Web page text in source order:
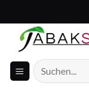
Inhalt
springen
Suche
nach: